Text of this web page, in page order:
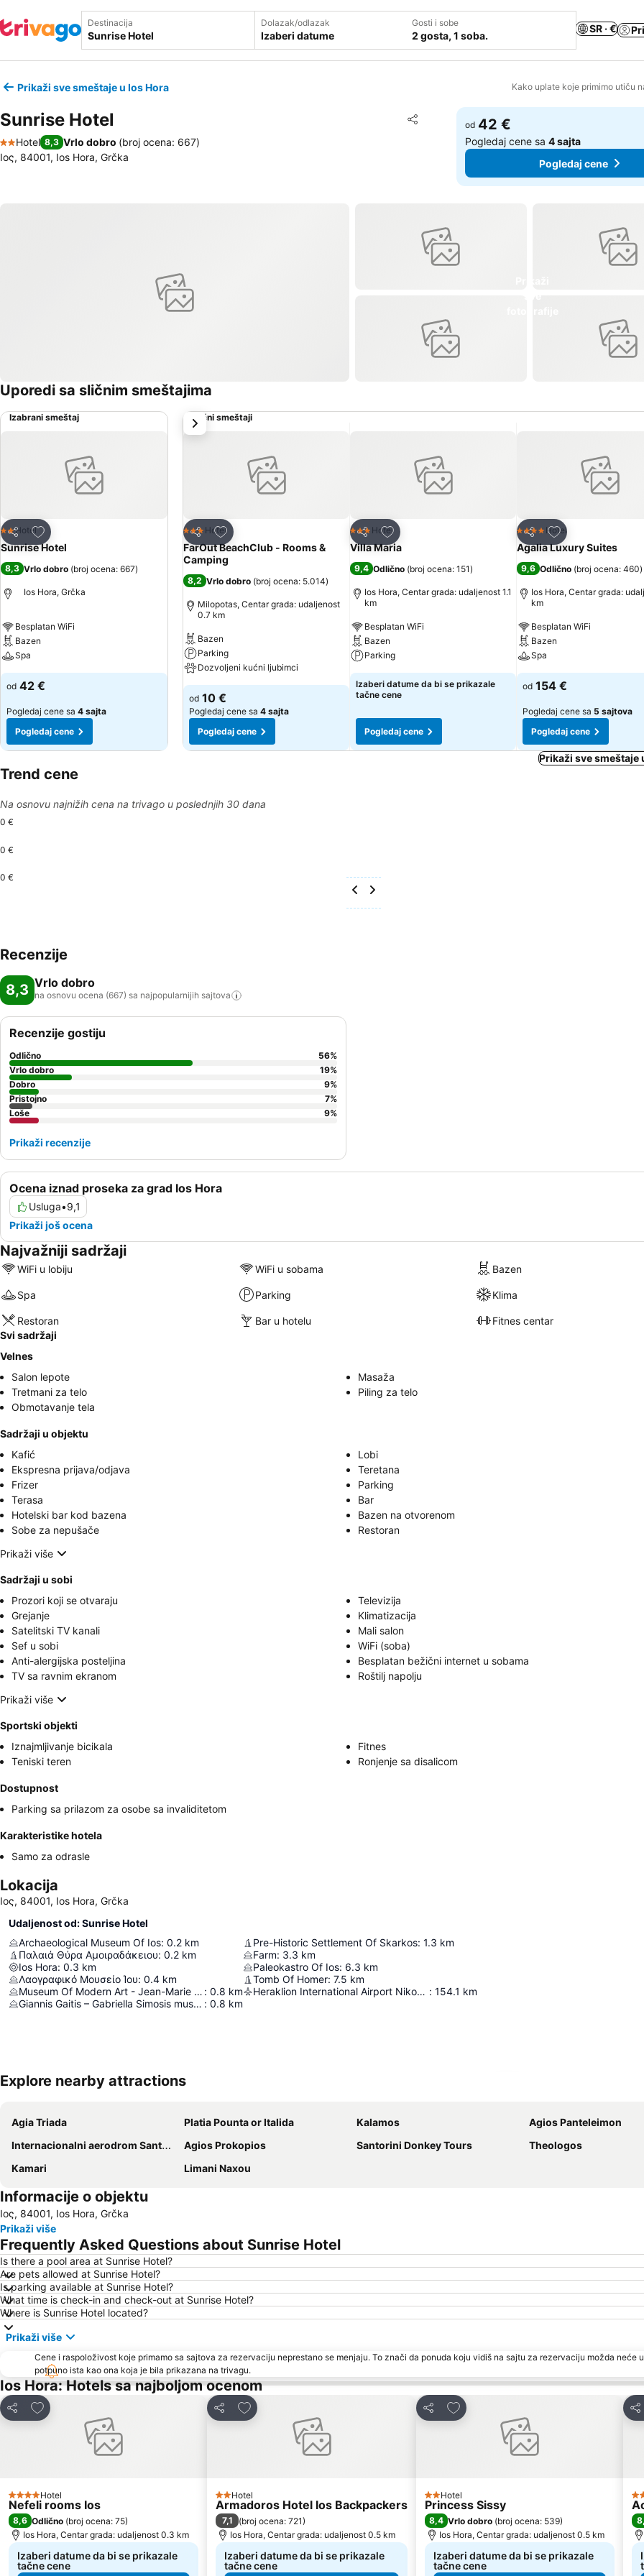
Destinacija Dolazak/odlazak
Izaberi datume
Gosti i sobe
2 gosta, 1 soba.
SR · €
Prikaži sve smeštaje u Ios Hora Kako uplate koje primimo utiču
Sunrise Hotel Deli
Dodati u favorite
2 Zvezdice
Hotel 8,3 Vrlo dobro (broj ocena: 667)
Ιος, 84001, Ios Hora, Grčka
od 42 €
Pogledaj cene sa4 sajta
Pogledaj cene
Uporedi sa sličnim smeštajima
Izabrani smeštaj
Deli
Dodati u favorite
2 Zvezdice
Hotel
Sunrise Hotel
8,3 Vrlo dobro (broj ocena: 667)
Ios Hora, Grčka
Besplatan WiFi
Bazen
Spa
od 42 €
Pogledaj cene sa 4 sajta
Pogledaj cene
Slični smeštaji
Deli
Dodati u favorite
3 Zvezdice
Hotel
FarOut BeachClub - Rooms &
Camping
8,2 Vrlo dobro (broj ocena: 5.014)
Milopotas, Centar grada: udaljenost
0.7 km
Bazen
Parking
Dozvoljeni kućni ljubimci
od 10 €
Pogledaj cene sa 4 sajta
Pogledaj cene
Deli
Dodati u favorite
3 Zvezdice
Hotel
Villa Maria
9,4 Odlično (broj ocena: 151)
Ios Hora, Centar grada: udaljenost 1.1
km
Besplatan WiFi
Bazen
Parking
Izaberi datume da bi se prikazale
tačne cene
Pogledaj cene
Deli
Dodati u favorite
4 Zvezdice
Hotel
Agalia Luxury Suites
9,6 Odlično (broj ocena: 460)
Ios Hora, Centar grada:
km
Besplatan WiFi
Bazen
Spa
od 154 €
Pogledaj cene sa 5 sajtova
Pogledaj cene
sledeće
Prikaži sve smeštaje
Trend cene
Na osnovu najnižih cena na trivago u poslednjih 30 dana
0 €
0 €
0 €
Recenzije
8,3 Vrlo dobro
na osnovu ocena (667) sa najpopularnijih sajtova
Ocena iznad proseka za grad Ios Hora
Usluga•9,1
Prikaži još ocena
Recenzije gostiju
Odlično 56%
Vrlo dobro
19%
Dobro
9%
Pristojno
7%
Loše
9%
Prikaži recenzije
Najvažniji sadržaji
WiFi u lobiju WiFi u sobama Bazen
Spa Parking Klima
Restoran Bar u hotelu
Fitnes centar
Svi sadržaji
Velnes
Salon lepote
Masaža
Tretmani za telo
Piling za telo
Obmotavanje tela
Sadržaji u objektu
Kafić
Lobi
Ekspresna prijava/odjava
Teretana
Frizer
Parking
Terasa
Bar
Hotelski bar kod bazena
Bazen na otvorenom
Sobe za nepušače
Restoran
Prikaži više
Sadržaji u sobi
Prozori koji se otvaraju
Televizija
Grejanje
Klimatizacija
Satelitski TV kanali
Mali salon
Sef u sobi
WiFi (soba)
Anti-alergijska posteljina
Besplatan bežični internet u sobama
TV sa ravnim ekranom
Roštilj napolju
Prikaži više
Sportski objekti
Iznajmljivanje bicikala
Fitnes
Teniski teren
Ronjenje sa disalicom
Dostupnost
Parking sa prilazom za osobe sa invaliditetom
Karakteristike hotela
Samo za odrasle
Lokacija
Ιος, 84001, Ios Hora, Grčka
Udaljenost od: Sunrise Hotel
Archaeological Museum Of Ios: 0.2 km
Παλαιά Θύρα Αμοιραδάκειου: 0.2 km
Ios Hora: 0.3 km
Λαογραφικό Μουσείο Ίου: 0.4 km
Museum Of Modern Art - Jean-Marie Drot : 0.8 km
Giannis Gaitis – Gabriella Simosis museum : 0.8 km
Pre-Historic Settlement Of Skarkos: 1.3 km
Farm: 3.3 km
Paleokastro Of Ios: 6.3 km
Tomb Of Homer: 7.5 km
Heraklion International Airport Nikos Kazantzakis : 154.1 km
Explore nearby attractions
Agia Triada Platia Pounta or Italida Kalamos
Agios Panteleimon
Internacionalni aerodrom Santorini
Agios Prokopios Santorini Donkey Tours
Theologos
Kamari
Limani Naxou
Informacije o objektu
Ιος, 84001, Ios Hora, Grčka
Prikaži više
Frequently Asked Questions about Sunrise Hotel
Is there a pool area at Sunrise Hotel?
Are pets allowed at Sunrise Hotel?
Is parking available at Sunrise Hotel?
What time is check-in and check-out at Sunrise Hotel?
Where is Sunrise Hotel located?
Prikaži više
Cene i raspoloživost koje primamo sa sajtova za rezervaciju neprestano se menjaju. To znači da ponuda koju vidiš na sajtu za rezervaciju možda neće
potpuno ista kao ona koja je bila prikazana na trivagu.
Ios Hora: Hotels sa najboljom ocenom
Deli
Dodati u favorite
4 Zvezdice
Hotel
Nefeli rooms Ios
8,6 Odlično (broj ocena: 75)
Ios Hora, Centar grada: udaljenost 0.3 km
Izaberi datume da bi se prikazale
tačne cene
Deli
Dodati u favorite
2 Zvezdice
Hotel
Armadoros Hotel Ios Backpackers
7,1 (broj ocena: 721)
Ios Hora, Centar grada: udaljenost 0.5 km
Izaberi datume da bi se prikazale
tačne cene
Deli
Dodati u favorite
2 Zvezdice
Hotel
Princess Sissy
8,4 Vrlo dobro (broj ocena: 539)
Ios Hora, Centar grada: udaljenost 0.5 km
Izaberi datume da bi se prikazale
tačne cene
Deli
2